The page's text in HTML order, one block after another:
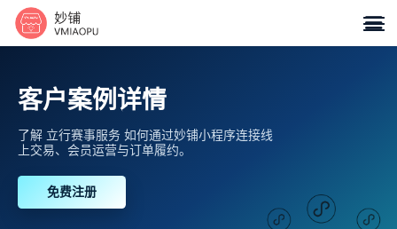

客户案例详情
了解 立行赛事服务 如何通过妙铺小程序连接线
上交易、会员运营与订单履约。
免费注册